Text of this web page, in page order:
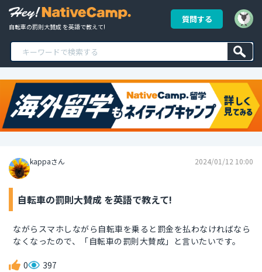
自転車の罰則大賛成 を英語で教えて!
質問する
kappaさん 2024/01/12 10:00
自転車の罰則大賛成 を英語で教えて!
ながらスマホしながら自転車を乗ると罰金を払わなければなら
なくなったので、「自転車の罰則大賛成」と言いたいです。
0 397